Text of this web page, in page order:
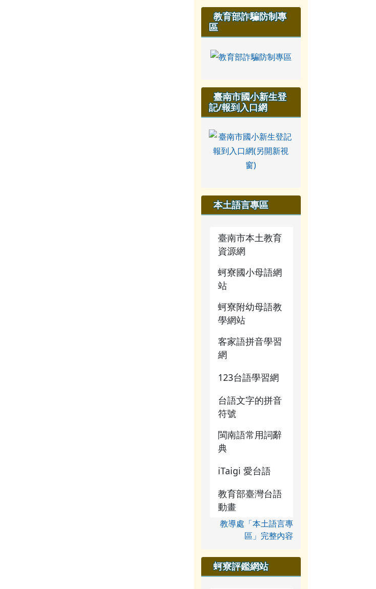
教育部詐騙防制專
區
臺南市國小新生登
記/報到入口網
本土語言專區
臺南市本土教育
資源網
蚵寮國小母語網
站
蚵寮附幼母語教
學網站
客家語拼音學習
網
123台語學習網
台語文字的拼音
符號
閩南語常用詞辭
典
iTaigi 愛台語
教育部臺灣台語
動畫
教導處「本土語言專
區」完整內容
蚵寮評鑑網站